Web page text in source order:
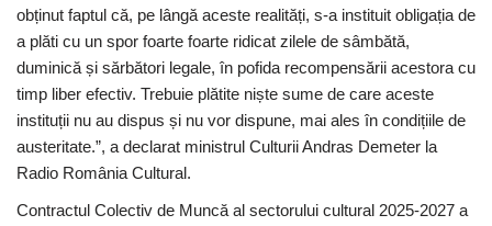
obținut faptul că, pe lângă aceste realități, s-a instituit obligația de
a plăti cu un spor foarte foarte ridicat zilele de sâmbătă,
duminică și sărbători legale, în pofida recompensării acestora cu
timp liber efectiv. Trebuie plătite niște sume de care aceste
instituții nu au dispus și nu vor dispune, mai ales în condițiile de
austeritate.”, a declarat ministrul Culturii Andras Demeter la
Radio România Cultural.
Contractul Colectiv de Muncă al sectorului cultural 2025-2027 a